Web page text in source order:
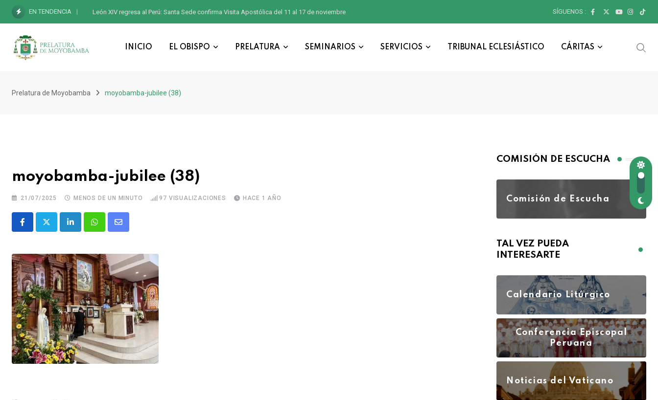
EN TENDENCIA León XIV regresa al Perú: Santa Sede confirma Visita Apostólica del 11 al 17 de noviembre SÍGUENOS :
INICIO EL OBISPO PRELATURA SEMINARIOS SERVICIOS TRIBUNAL ECLESIÁSTICO CÁRITAS
Prelatura de Moyobamba moyobamba-jubilee (38)
moyobamba-jubilee (38)
21/07/2025 MENOS DE UN MINUTO 97 VISUALIZACIONES HACE 1 AÑO
COMISIÓN DE ESCUCHA
Comisión de Escucha
TAL VEZ PUEDA
INTERESARTE
Calendario Litúrgico
Conferencia Episcopal
Peruana
Noticias del Vaticano